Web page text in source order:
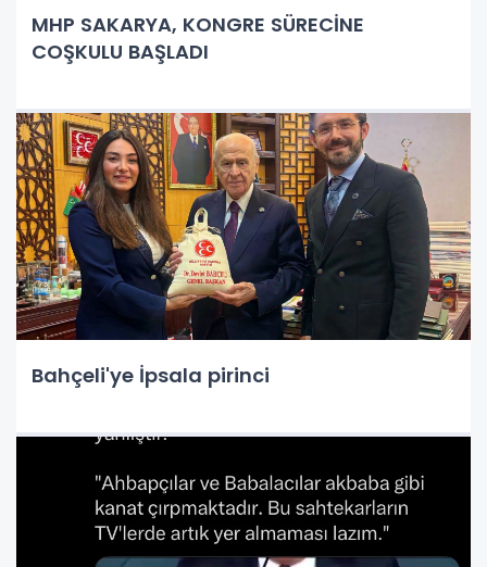
MHP SAKARYA, KONGRE SÜRECİNE
COŞKULU BAŞLADI
Bahçeli'ye İpsala pirinci